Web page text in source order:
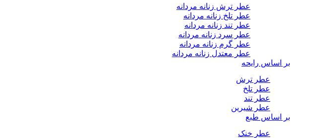
عطر ترش زنانه مردانه
عطر تلخ زنانه مردانه
عطر تند زنانه مردانه
عطر سرد زنانه مردانه
عطر گرم زنانه مردانه
عطر معتدل زنانه مردانه
بر اساس رایحه
عطر ترش
عطر تلخ
عطر تند
عطر شیرین
بر اساس طبع
عطر خنک